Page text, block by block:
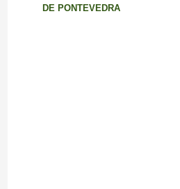
DE PONTEVEDRA